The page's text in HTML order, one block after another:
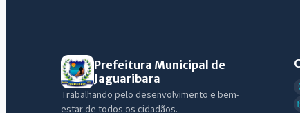
Prefeitura Municipal de
Jaguaribara
Trabalhando pelo desenvolvimento e bem-
estar de todos os cidadãos.